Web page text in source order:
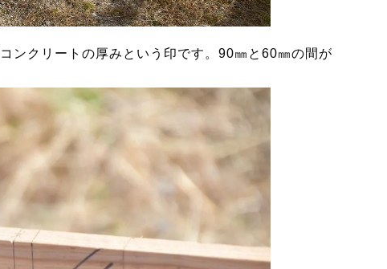
ンクリートの厚みという印です。90㎜と60㎜の間が